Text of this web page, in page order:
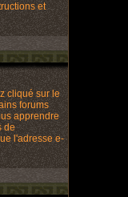
et
cliqué sur le
forums
apprendre
de
l'adresse e-